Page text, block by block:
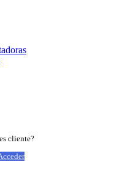
cliente?